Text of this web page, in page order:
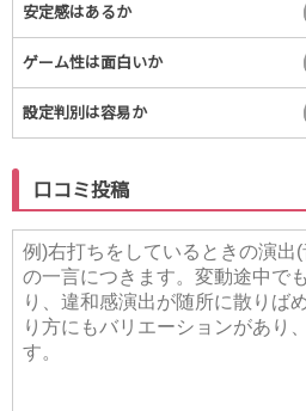
安定感はあるか
ゲーム性は面白いか
設定判別は容易か
口コミ投稿